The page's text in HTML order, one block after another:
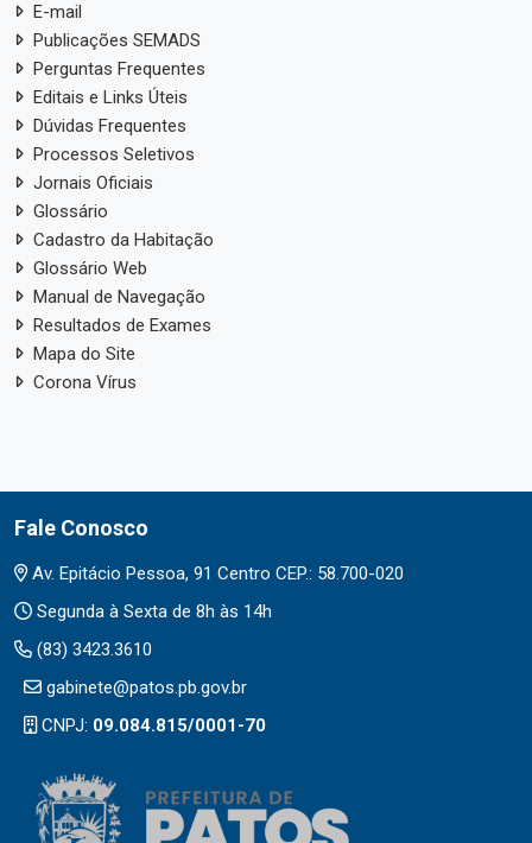
E-mail
Publicações SEMADS
Perguntas Frequentes
Editais e Links Úteis
Dúvidas Frequentes
Processos Seletivos
Jornais Oficiais
Glossário
Cadastro da Habitação
Glossário Web
Manual de Navegação
Resultados de Exames
Mapa do Site
Corona Vírus
Fale Conosco
Av. Epitácio Pessoa, 91 Centro CEP.: 58.700-020
Segunda à Sexta de 8h às 14h
(83) 3423.3610
gabinete@patos.pb.gov.br
CNPJ: 09.084.815/0001-70